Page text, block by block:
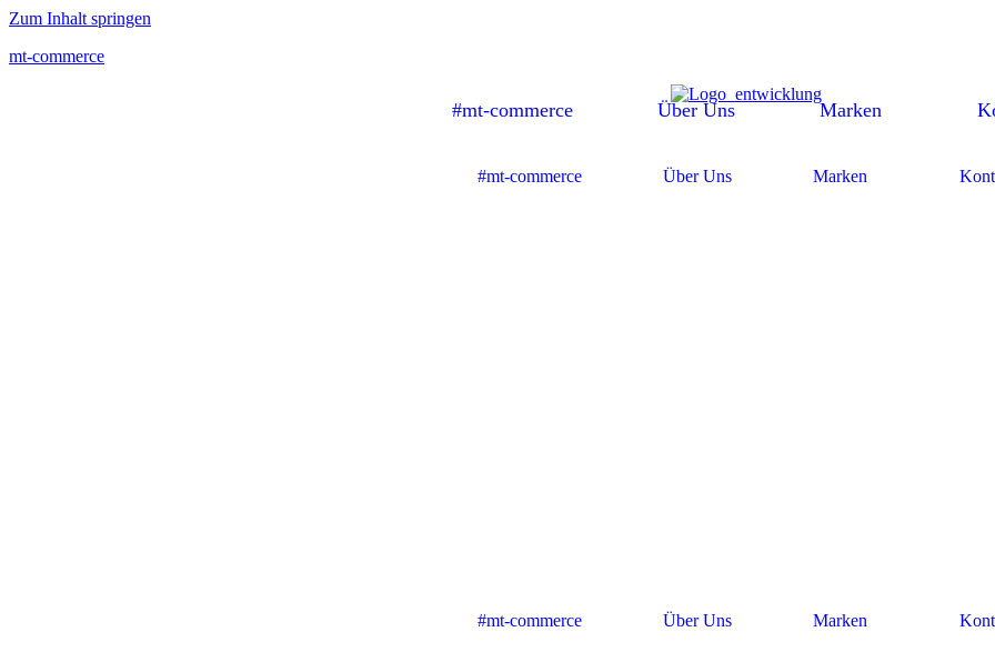
Zum Inhalt springen
mt-commerce
#mt-commerce Über Uns Marken
#mt-commerce Über Uns Marken
#mt-commerce Über Uns Marken